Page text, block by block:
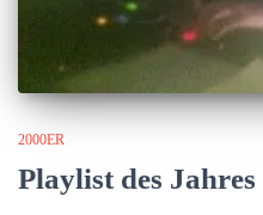
2000ER
Playlist des Jahres